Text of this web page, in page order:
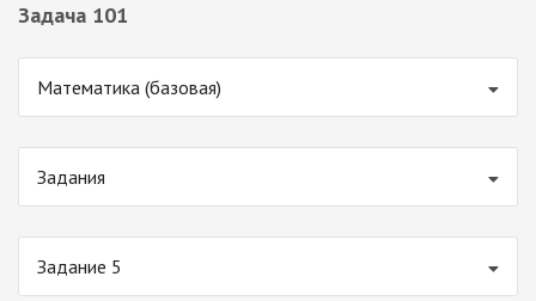
Задача 101
Математика (базовая)
Задания
Задание 5